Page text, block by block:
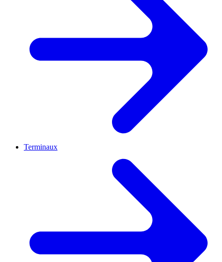
Terminaux